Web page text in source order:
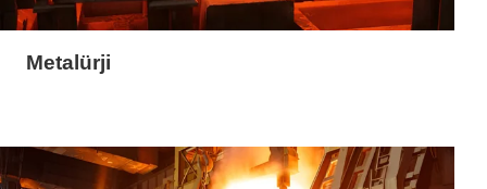
Metalürji